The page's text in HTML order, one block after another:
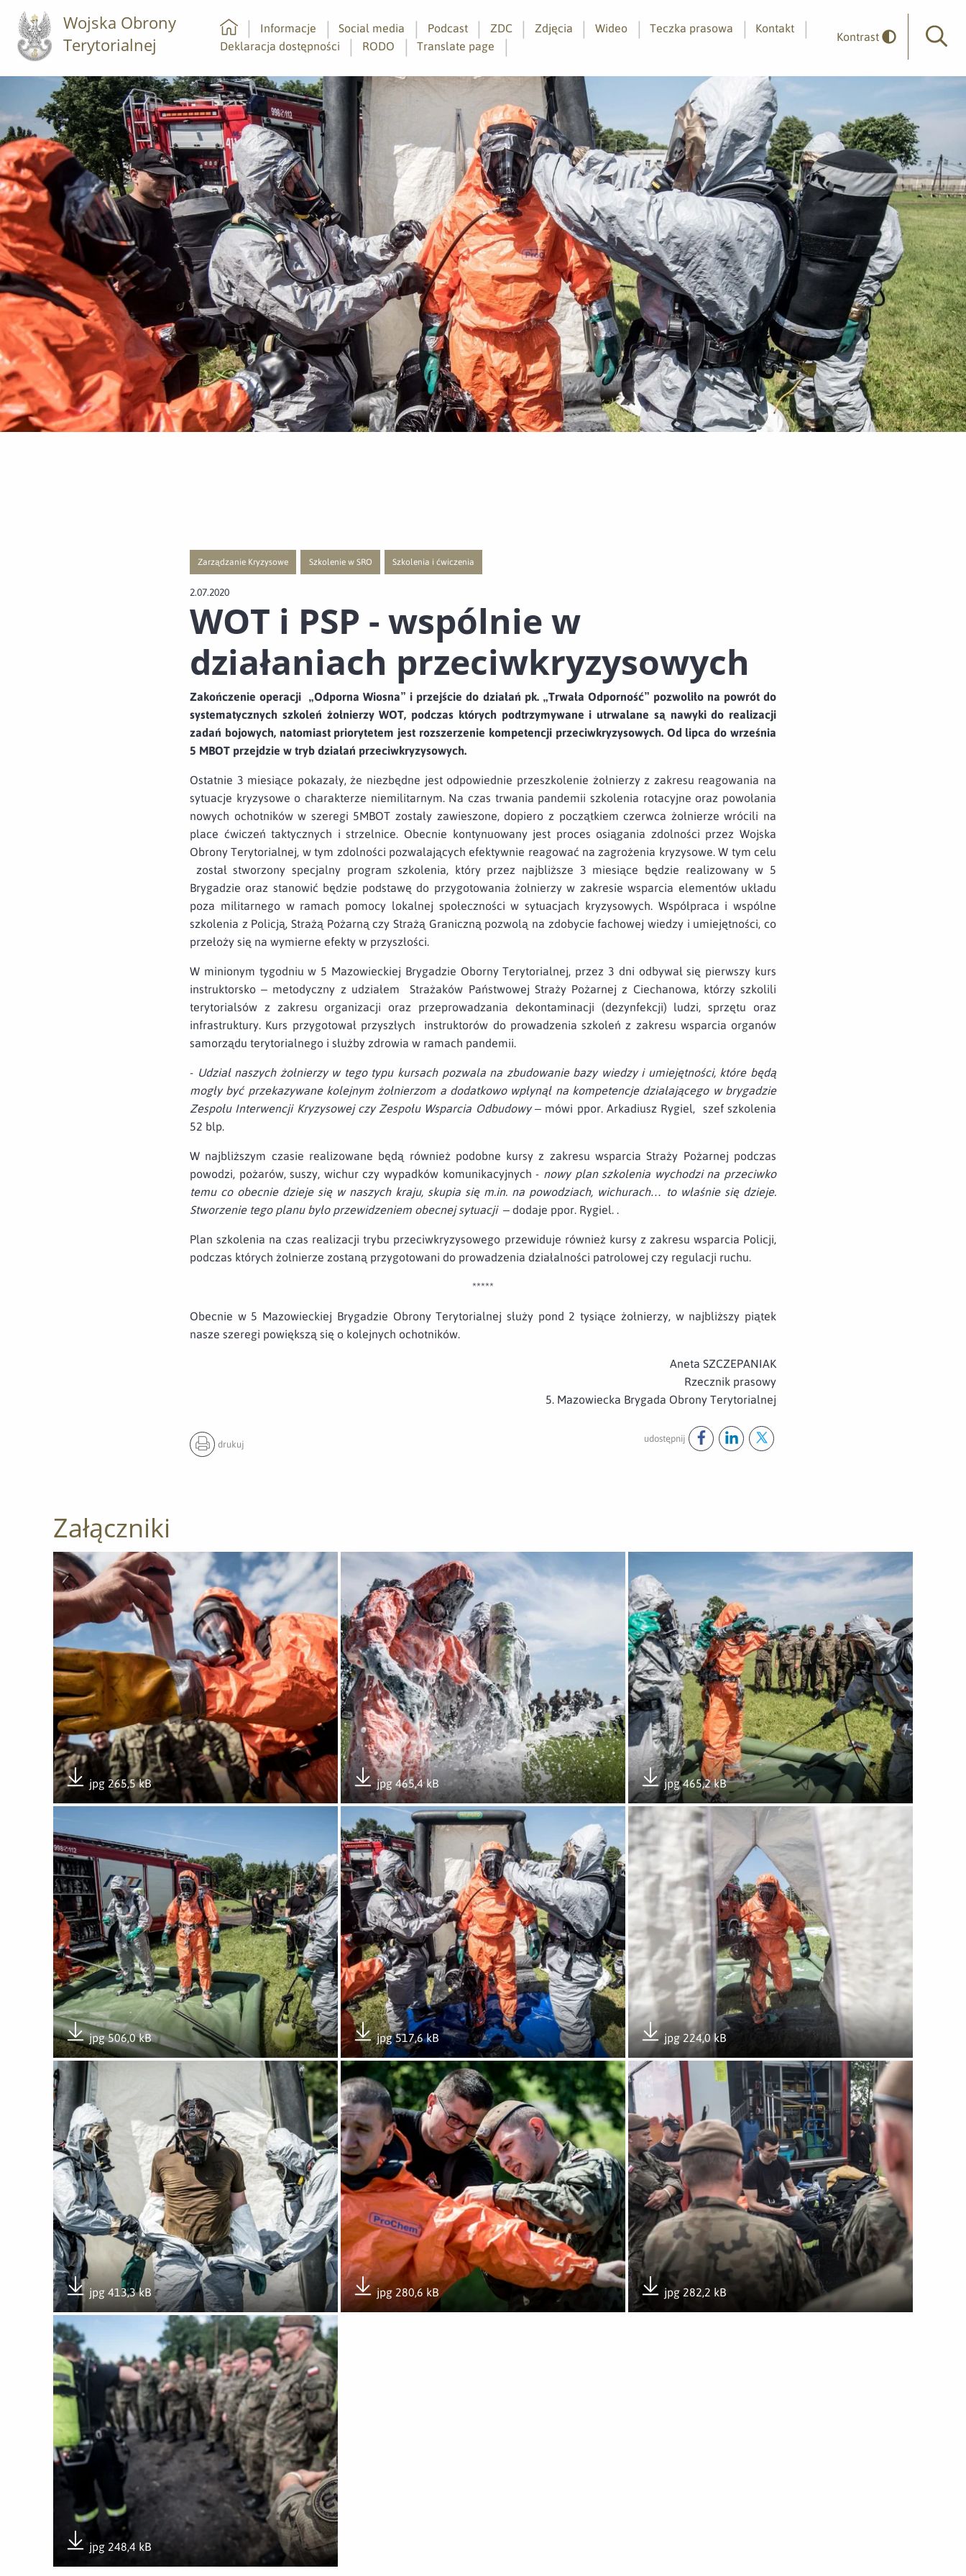
Wojska Obrony
Terytorialnej
Strona główna
Informacje Social media Podcast ZDC Zdjęcia Wideo Teczka prasowa
Kontakt
Deklaracja dostępności
RODO Translate page
Kontrast
Zarządzanie Kryzysowe
Przejście do nowej strony z listą publikacji o kategorii Zarządzanie Kryzysowe
Szkolenie w SRO
Przejście do nowej strony z listą publikacji o kategorii Szkolenie w SRO
Szkolenia i ćwiczenia
Przejście do nowej strony z listą publikacji o kategorii Szkolenia i ćwiczenia
2.07.2020
WOT i PSP - wspólnie w
działaniach przeciwkryzysowych
Zakończenie operacji „Odporna Wiosna” i przejście do działań pk. „Trwała Odporność” pozwoliło na powrót do
systematycznych szkoleń żołnierzy WOT, podczas których podtrzymywane i utrwalane są nawyki do realizacji
zadań bojowych, natomiast priorytetem jest rozszerzenie kompetencji przeciwkryzysowych. Od lipca do września
5 MBOT przejdzie w tryb działań przeciwkryzysowych.
Ostatnie 3 miesiące pokazały, że niezbędne jest odpowiednie przeszkolenie żołnierzy z zakresu reagowania na
sytuacje kryzysowe o charakterze niemilitarnym. Na czas trwania pandemii szkolenia rotacyjne oraz powołania
nowych ochotników w szeregi 5MBOT zostały zawieszone, dopiero z początkiem czerwca żołnierze wrócili na
place ćwiczeń taktycznych i strzelnice. Obecnie kontynuowany jest proces osiągania zdolności przez Wojska
Obrony Terytorialnej, w tym zdolności pozwalających efektywnie reagować na zagrożenia kryzysowe. W tym celu
został stworzony specjalny program szkolenia, który przez najbliższe 3 miesiące będzie realizowany w 5
Brygadzie oraz stanowić będzie podstawę do przygotowania żołnierzy w zakresie wsparcia elementów układu
poza militarnego w ramach pomocy lokalnej społeczności w sytuacjach kryzysowych. Współpraca i wspólne
szkolenia z Policją, Strażą Pożarną czy Strażą Graniczną pozwolą na zdobycie fachowej wiedzy i umiejętności, co
przełoży się na wymierne efekty w przyszłości.
W minionym tygodniu w 5 Mazowieckiej Brygadzie Oborny Terytorialnej, przez 3 dni odbywał się pierwszy kurs
instruktorsko – metodyczny z udziałem Strażaków Państwowej Straży Pożarnej z Ciechanowa, którzy szkolili
terytorialsów z zakresu organizacji oraz przeprowadzania dekontaminacji (dezynfekcji) ludzi, sprzętu oraz
infrastruktury. Kurs przygotował przyszłych instruktorów do prowadzenia szkoleń z zakresu wsparcia organów
samorządu terytorialnego i służby zdrowia w ramach pandemii.
- Udział naszych żołnierzy w tego typu kursach pozwala na zbudowanie bazy wiedzy i umiejętności, które będą
mogły być przekazywane kolejnym żołnierzom a dodatkowo wpłynął na kompetencje działającego w brygadzie
Zespołu Interwencji Kryzysowej czy Zespołu Wsparcia Odbudowy – mówi ppor. Arkadiusz Rygiel, szef szkolenia
52 blp.
W najbliższym czasie realizowane będą również podobne kursy z zakresu wsparcia Straży Pożarnej podczas
powodzi, pożarów, suszy, wichur czy wypadków komunikacyjnych - nowy plan szkolenia wychodzi na przeciwko
temu co obecnie dzieje się w naszych kraju, skupia się m.in. na powodziach, wichurach… to właśnie się dzieje.
Stworzenie tego planu było przewidzeniem obecnej sytuacji– dodaje ppor. Rygiel. .
Plan szkolenia na czas realizacji trybu przeciwkryzysowego przewiduje również kursy z zakresu wsparcia Policji,
podczas których żołnierze zostaną przygotowani do prowadzenia działalności patrolowej czy regulacji ruchu.
*****
Obecnie w 5 Mazowieckiej Brygadzie Obrony Terytorialnej służy pond 2 tysiące żołnierzy, w najbliższy piątek
nasze szeregi powiększą się o kolejnych ochotników.
Aneta SZCZEPANIAK
Rzecznik prasowy
5. Mazowiecka Brygada Obrony Terytorialnej
drukuj
udostępnij
Załączniki
Otwórz załącznik Szkolenie ze strażakami
jpg 265,5 kB
Pobierz załącznik
Otwórz załącznik Szkolenie ze strażakami
jpg 465,4 kB
Pobierz załącznik
Otwórz załącznik Szkolenie ze strażakami
jpg 465,2 kB
Pobierz załącznik
Otwórz załącznik Szkolenie ze strażakami
jpg 506,0 kB
Pobierz załącznik
Otwórz załącznik Szkolenie ze strażakami
jpg 517,6 kB
Pobierz załącznik
Otwórz załącznik Szkolenie ze strażakami
jpg 224,0 kB
Pobierz załącznik
Otwórz załącznik Szkolenie ze strażakami
jpg 413,3 kB
Pobierz załącznik
Otwórz załącznik Szkolenie ze strażakami
jpg 280,6 kB
Pobierz załącznik
Otwórz załącznik Szkolenie ze strażakami
jpg 282,2 kB
Pobierz załącznik
Otwórz załącznik Szkolenie ze strażakami
jpg 248,4 kB
Pobierz załącznik